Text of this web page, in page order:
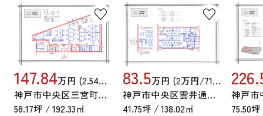
147.84万円 (2.54万円/71.60坪)
神戸市中央区三宮町１丁目
58.17坪 / 192.33㎡
83.5万円 (2万円/71.60坪)
神戸市中央区雲井通７丁目
41.75坪 / 138.02㎡
75.50